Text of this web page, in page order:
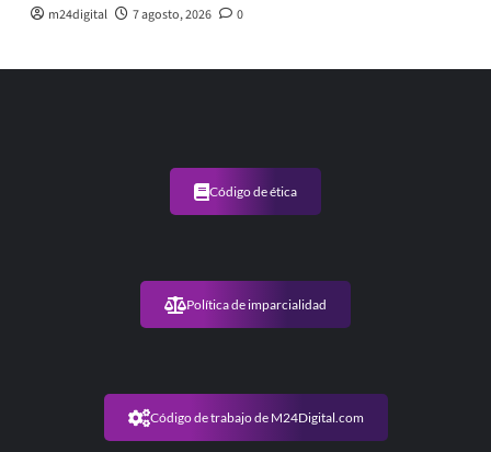
m24digital 7 agosto, 2026 0
Código de ética
Política de imparcialidad
Código de trabajo de M24Digital.com